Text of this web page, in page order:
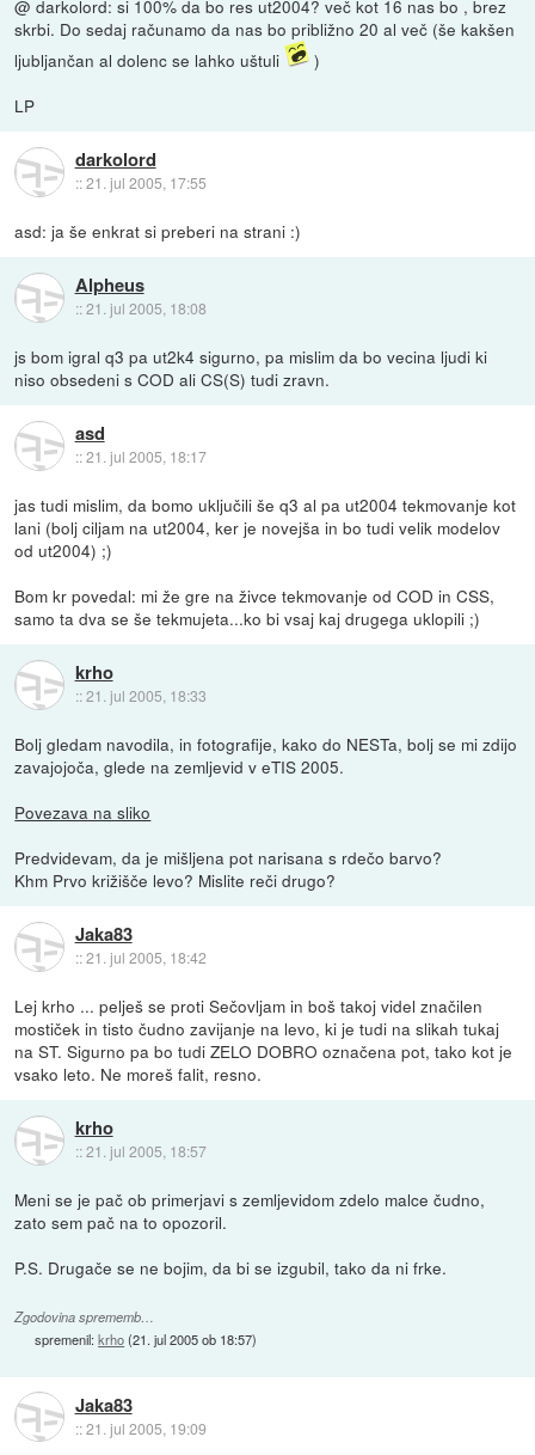
@ darkolord: si 100% da bo res ut2004? več kot 16 nas bo , brez
skrbi. Do sedaj računamo da nas bo približno 20 al več (še kakšen
ljubljančan al dolenc se lahko uštuli
)
LP
darkolord
::21. jul 2005, 17:55
asd: ja še enkrat si preberi na strani :)
Alpheus
::21. jul 2005, 18:08
js bom igral q3 pa ut2k4 sigurno, pa mislim da bo vecina ljudi ki
niso obsedeni s COD ali CS(S) tudi zravn.
asd
::21. jul 2005, 18:17
jas tudi mislim, da bomo uključili še q3 al pa ut2004 tekmovanje kot
lani (bolj ciljam na ut2004, ker je novejša in bo tudi velik modelov
od ut2004) ;)
Bom kr povedal: mi že gre na živce tekmovanje od COD in CSS,
samo ta dva se še tekmujeta...ko bi vsaj kaj drugega uklopili ;)
krho
::21. jul 2005, 18:33
Bolj gledam navodila, in fotografije, kako do NESTa, bolj se mi zdijo
zavajojoča, glede na zemljevid v eTIS 2005.
Povezava na sliko
Predvidevam, da je mišljena pot narisana s rdečo barvo?
Khm Prvo križišče levo? Mislite reči drugo?
Jaka83
::21. jul 2005, 18:42
Lej krho ... pelješ se proti Sečovljam in boš takoj videl značilen
mostiček in tisto čudno zavijanje na levo, ki je tudi na slikah tukaj
na ST. Sigurno pa bo tudi ZELO DOBRO označena pot, tako kot je
vsako leto. Ne moreš falit, resno.
krho
::21. jul 2005, 18:57
Meni se je pač ob primerjavi s zemljevidom zdelo malce čudno,
zato sem pač na to opozoril.
P.S. Drugače se ne bojim, da bi se izgubil, tako da ni frke.
Zgodovina sprememb…
spremenil:krho(21. jul 2005 ob 18:57)
Jaka83
::21. jul 2005, 19:09